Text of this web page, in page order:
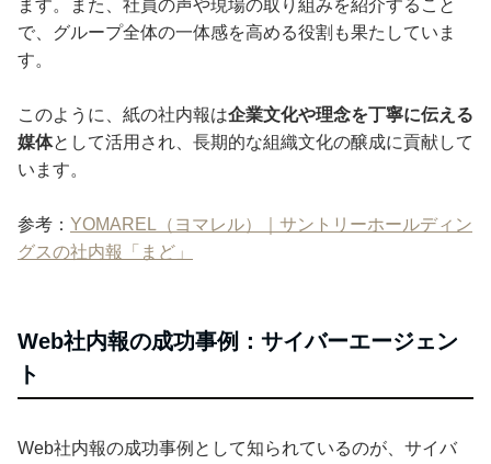
ます。また、社員の声や現場の取り組みを紹介すること
で、グループ全体の一体感を高める役割も果たしていま
す。
このように、紙の社内報は企業文化や理念を丁寧に伝える
媒体として活用され、長期的な組織文化の醸成に貢献して
います。
参考： YOMAREL（ヨマレル）｜サントリーホールディン
グスの社内報「まど」
Web社内報の成功事例：サイバーエージェン
ト
Web社内報の成功事例として知られているのが、サイバ